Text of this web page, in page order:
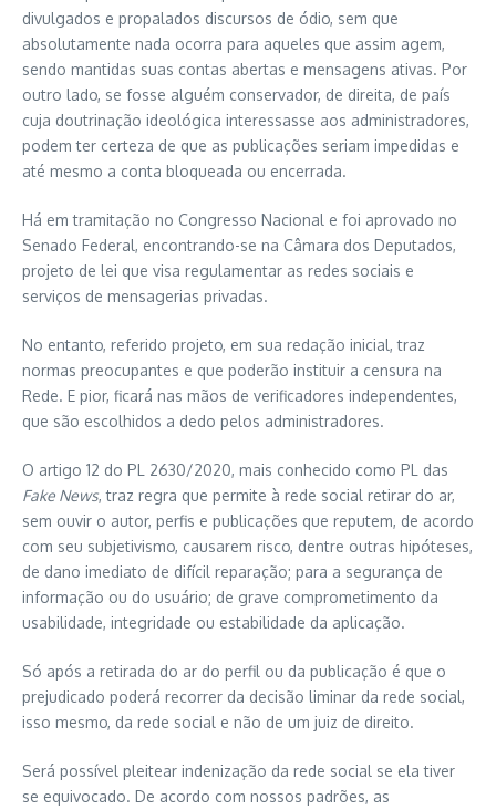
divulgados e propalados discursos de ódio, sem que
absolutamente nada ocorra para aqueles que assim agem,
sendo mantidas suas contas abertas e mensagens ativas. Por
outro lado, se fosse alguém conservador, de direita, de país
cuja doutrinação ideológica interessasse aos administradores,
podem ter certeza de que as publicações seriam impedidas e
até mesmo a conta bloqueada ou encerrada.
Há em tramitação no Congresso Nacional e foi aprovado no
Senado Federal, encontrando-se na Câmara dos Deputados,
projeto de lei que visa regulamentar as redes sociais e
serviços de mensagerias privadas.
No entanto, referido projeto, em sua redação inicial, traz
normas preocupantes e que poderão instituir a censura na
Rede. E pior, ficará nas mãos de verificadores independentes,
que são escolhidos a dedo pelos administradores.
O artigo 12 do PL 2630/2020, mais conhecido como PL das
Fake News, traz regra que permite à rede social retirar do ar,
sem ouvir o autor, perfis e publicações que reputem, de acordo
com seu subjetivismo, causarem risco, dentre outras hipóteses,
de dano imediato de difícil reparação; para a segurança de
informação ou do usuário; de grave comprometimento da
usabilidade, integridade ou estabilidade da aplicação.
Só após a retirada do ar do perfil ou da publicação é que o
prejudicado poderá recorrer da decisão liminar da rede social,
isso mesmo, da rede social e não de um juiz de direito.
Será possível pleitear indenização da rede social se ela tiver
se equivocado. De acordo com nossos padrões, as